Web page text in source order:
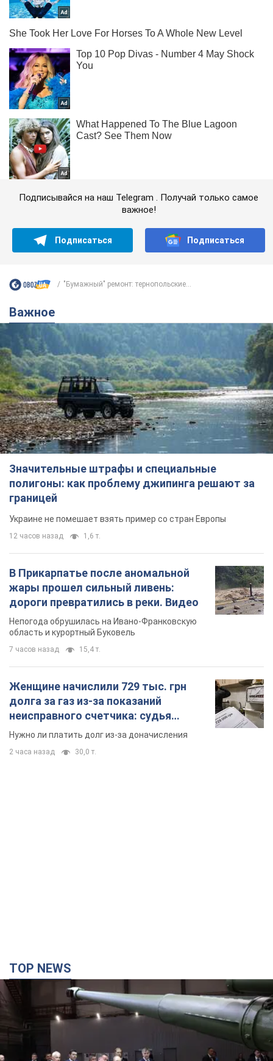
Подписывайся на наш Telegram . Получай только самое
важное!
Подписаться Подписаться
"Бумажный" ремонт: тернопольские...
Важное
Значительные штрафы и специальные
полигоны: как проблему джипинга решают за
границей
Украине не помешает взять пример со стран Европы
12 часов назад 1,6 т.
В Прикарпатье после аномальной
жары прошел сильный ливень:
дороги превратились в реки. Видео
Непогода обрушилась на Ивано-Франковскую
область и курортный Буковель
7 часов назад 15,4 т.
Женщине начислили 729 тыс. грн
долга за газ из-за показаний
неисправного счетчика: судья
вынес неожиданное решение
Нужно ли платить долг из-за доначисления
2 часа назад 30,0 т.
TOP NEWS